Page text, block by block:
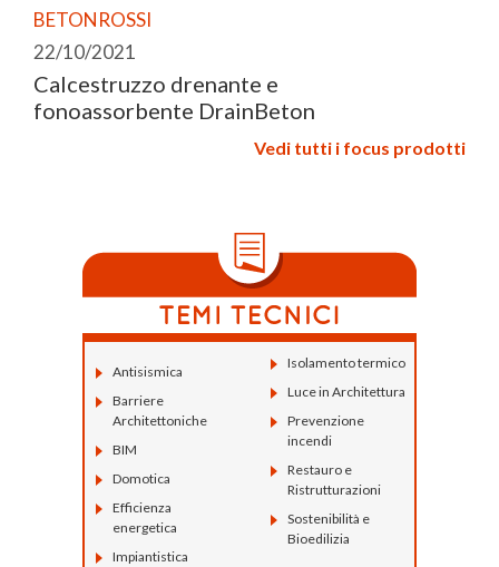
BETONROSSI
22/10/2021
Calcestruzzo drenante e
fonoassorbente DrainBeton
Vedi tutti i focus prodotti
Antisismica
Barriere
Architettoniche
BIM
Domotica
Efficienza
energetica
Impiantistica
Isolamento termico
Luce in Architettura
Prevenzione
incendi
Restauro e
Ristrutturazioni
Sostenibilità e
Bioedilizia